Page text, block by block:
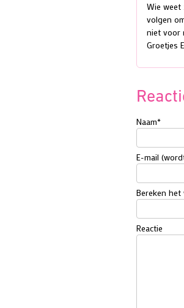
Wie weet
volgen
niet voor
Groetjes
Naam*
E-mail
Bereken het
Reactie